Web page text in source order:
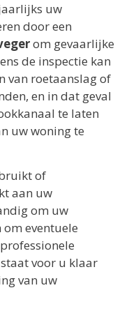
uw
door een
om gevaarlijke
de inspectie kan
van roetaanslag of
en in dat geval
te laten
uw woning te
of
aan uw
om uw
eventuele
voor u klaar
van uw